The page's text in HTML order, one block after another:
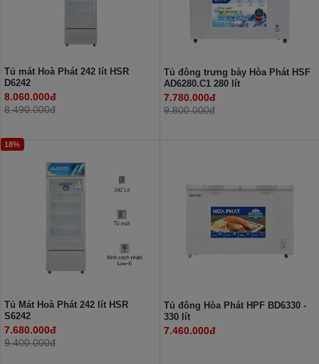
Tủ mát Hoà Phát 242 lít HSR
D6242
8.060.000đ
8.490.000đ
Tủ đông trưng bày Hòa Phát HSF
AD6280.C1 280 lít
7.780.000đ
9.800.000đ
18%
Tủ Mát Hoà Phát 242 lít HSR
S6242
7.680.000đ
9.400.000đ
Tủ đông Hòa Phát HPF BD6330 -
330 lít
7.460.000đ